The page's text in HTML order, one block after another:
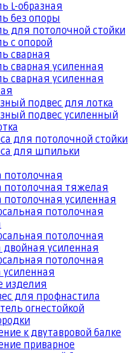
L-образная
без опоры
для потолочной стойки
с опорой
сварная
сварная усиленная
сварная усиленная
подвес для лотка
подвес усиленный
для потолочной стойки
для шпильки
потолочная
потолочная тяжелая
потолочная усиленная
потолочная
потолочная
двойная усиленная
потолочная
усиленная
изделия
для профнастила
огнестойкой
к двутавровой балке
приварное